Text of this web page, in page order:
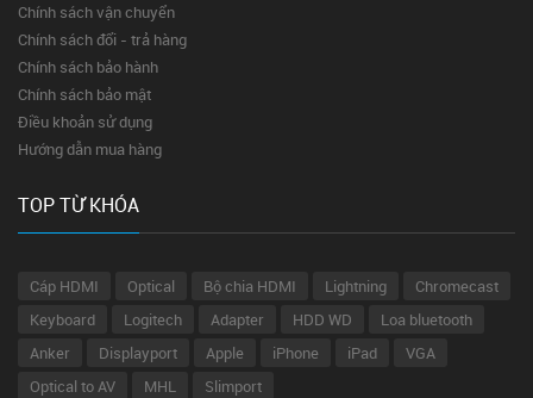
Chính sách vận chuyển
Chính sách đổi - trả hàng
Chính sách bảo hành
Chính sách bảo mật
Điều khoản sử dụng
Hướng dẫn mua hàng
TOP TỪ KHÓA
Cáp HDMI Optical Bộ chia HDMI Lightning
Chromecast
Keyboard
Logitech Adapter HDD WD
Loa bluetooth
Anker
Displayport Apple iPhone iPad
VGA
Optical to AV
MHL Slimport